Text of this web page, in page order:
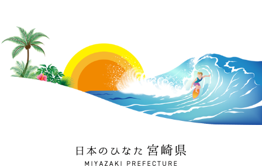
日本のひなた 宮崎県
MIYAZAKI PREFECTURE